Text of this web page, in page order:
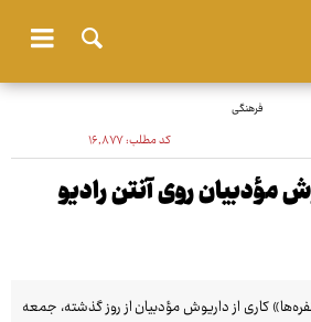
فرهنگی
کد مطلب:۱۶٬۸۷۷
مؤدبیان روی آنتن رادیو
کاری از داریوش مؤدبیان از روز گذشته، جمعه